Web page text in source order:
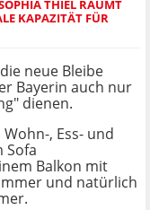
THIEL RÄUMT
KAPAZITÄT FÜR
neue Bleibe
Bayerin auch nur
dienen.
, Ess- und
Sofa
Balkon mit
und natürlich